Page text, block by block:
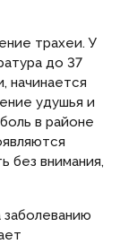
трахеи. У
до 37
начинается
удушья и
в районе
без внимания,